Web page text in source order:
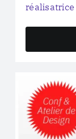
réalisatrice